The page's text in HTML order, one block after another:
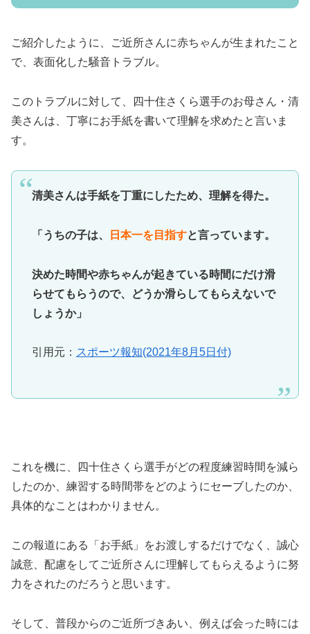
ご紹介したように、ご近所さんに赤ちゃんが生まれたこと
で、表面化した騒音トラブル。
このトラブルに対して、四十住さくら選手のお母さん・清
美さんは、丁寧にお手紙を書いて理解を求めたと言いま
す。
清美さんは手紙を丁重にしたため、理解を得た。
「うちの子は、 日本一を目指すと言っています。
決めた時間や赤ちゃんが起きている時間にだけ滑
らせてもらうので、どうか滑らしてもらえないで
しょうか」
引用元： スポーツ報知(2021年8月5日付)
これを機に、四十住さくら選手がどの程度練習時間を減ら
したのか、練習する時間帯をどのようにセーブしたのか、
具体的なことはわかりません。
この報道にある「お手紙」をお渡しするだけでなく、誠心
誠意、配慮をしてご近所さんに理解してもらえるように努
力をされたのだろうと思います。
そして、普段からのご近所づきあい、例えば会った時には